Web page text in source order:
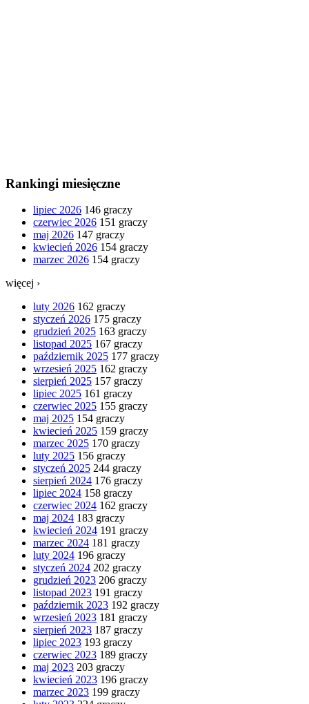
Rankingi miesięczne
lipiec 2026 146 graczy
czerwiec 2026 151 graczy
maj 2026 147 graczy
kwiecień 2026 154 graczy
marzec 2026 154 graczy
więcej ›
luty 2026 162 graczy
styczeń 2026 175 graczy
grudzień 2025 163 graczy
listopad 2025 167 graczy
październik 2025 177 graczy
wrzesień 2025 162 graczy
sierpień 2025 157 graczy
lipiec 2025 161 graczy
czerwiec 2025 155 graczy
maj 2025 154 graczy
kwiecień 2025 159 graczy
marzec 2025 170 graczy
luty 2025 156 graczy
styczeń 2025 244 graczy
sierpień 2024 176 graczy
lipiec 2024 158 graczy
czerwiec 2024 162 graczy
maj 2024 183 graczy
kwiecień 2024 191 graczy
marzec 2024 181 graczy
luty 2024 196 graczy
styczeń 2024 202 graczy
grudzień 2023 206 graczy
listopad 2023 191 graczy
październik 2023 192 graczy
wrzesień 2023 181 graczy
sierpień 2023 187 graczy
lipiec 2023 193 graczy
czerwiec 2023 189 graczy
maj 2023 203 graczy
kwiecień 2023 196 graczy
marzec 2023 199 graczy